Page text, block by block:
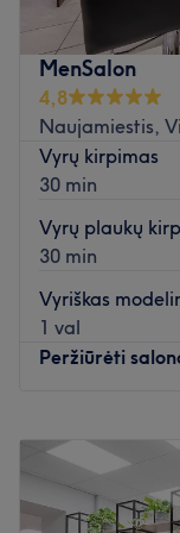
MenSalon
4,8
Naujamiestis,
Vyrų kirpimas
30 min
Vyrų plaukų
30 min
Vyriškas
1 val
Peržiūrėti
Antradienis
Trečiadienis
Ketvirtadienis